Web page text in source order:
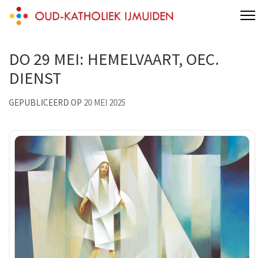
Skip
(Press
Enter)
Oud-Katholieke Parochie IJmond
parochie van de H.H. Adelbertus & Engelmundus
DO 29 MEI: HEMELVAART, OEC.
DIENST
GEPUBLICEERD OP 20 MEI 2025